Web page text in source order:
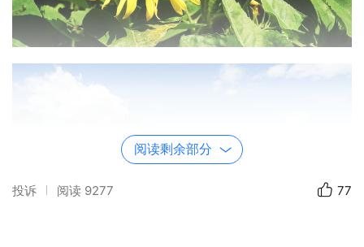
阅读剩余部分
投诉 阅读 9277 77